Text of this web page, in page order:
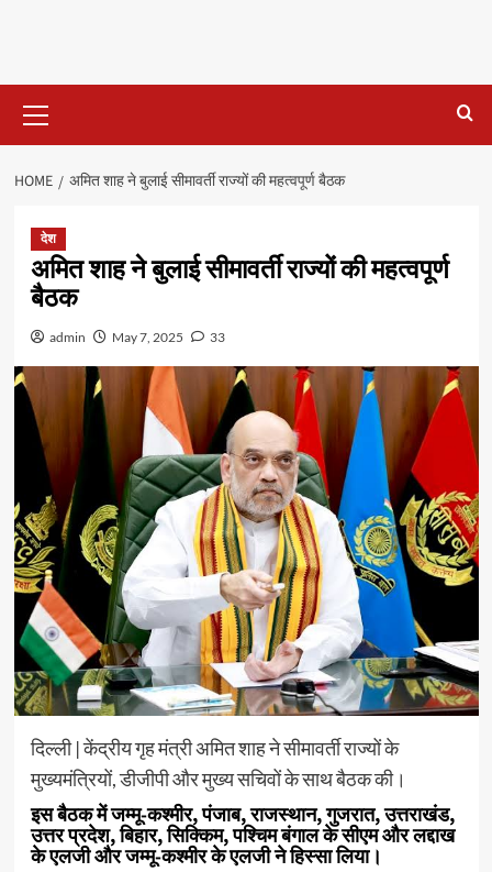
Menu
HOME अमित शाह ने बुलाई सीमावर्ती राज्यों की महत्वपूर्ण बैठक
देश
अमित शाह ने बुलाई सीमावर्ती राज्यों की महत्वपूर्ण
बैठक
admin May 7, 2025 33
दिल्ली | केंद्रीय गृह मंत्री अमित शाह ने सीमावर्ती राज्यों के
मुख्यमंत्रियों, डीजीपी और मुख्य सचिवों के साथ बैठक की।
इस बैठक में जम्मू-कश्मीर, पंजाब, राजस्थान, गुजरात, उत्तराखंड,
उत्तर प्रदेश, बिहार, सिक्किम, पश्चिम बंगाल के सीएम और लद्दाख
के एलजी और जम्मू-कश्मीर के एलजी ने हिस्सा लिया।